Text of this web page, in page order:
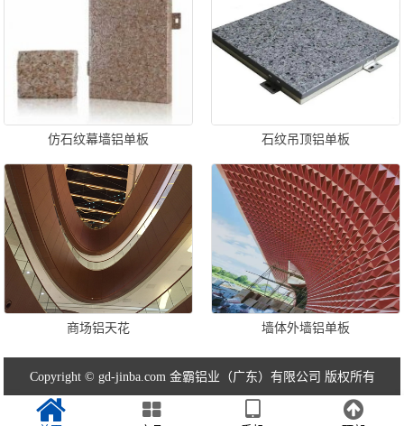
仿石纹幕墙铝单板 石纹吊顶铝单板
商场铝天花 墙体外墙铝单板
Copyright © gd-jinba.com 金霸铝业（广东）有限公司 版权所有